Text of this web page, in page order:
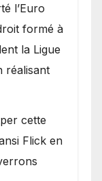
l’Euro
formé à
la Ligue
réalisant
cette
Flick en